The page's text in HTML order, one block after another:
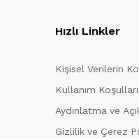
Hızlı Linkler
Kişisel Verilerin
Kullanım
Aydınlatma ve
Gizlilik ve Çerez